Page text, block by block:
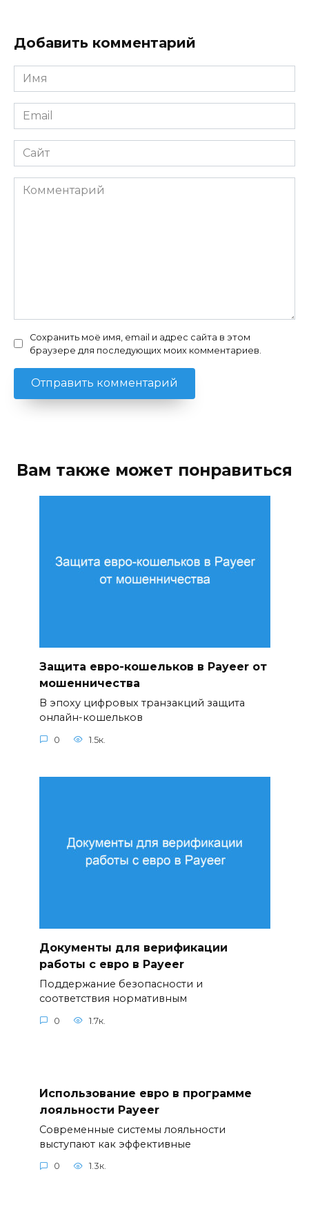
Добавить комментарий
Имя
*
Email
*
Сайт
Комментарий
Сохранить моё имя, email и адрес сайта в этом
браузере для последующих моих комментариев.
Вам также может понравиться
Защита евро-кошельков в Payeer от
мошенничества
В эпоху цифровых транзакций защита
онлайн-кошельков
0 1.5к.
Документы для верификации
работы с евро в Payeer
Поддержание безопасности и
соответствия нормативным
0 1.7к.
Использование евро в программе
лояльности Payeer
Современные системы лояльности
выступают как эффективные
0 1.3к.